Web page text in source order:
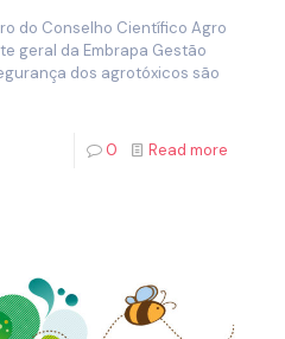
do Conselho Científico Agro
geral da Embrapa Gestão
dos agrotóxicos são
0 Read more